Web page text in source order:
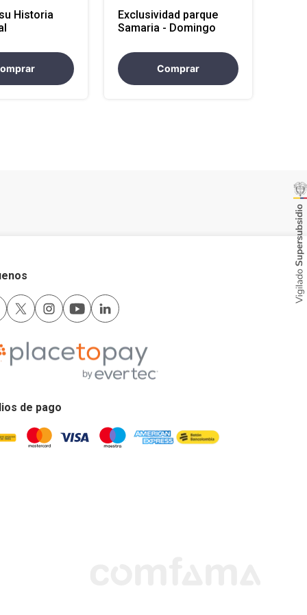
Historia
Exclusividad parque
Samaria - Domingo
Comprar
de pago